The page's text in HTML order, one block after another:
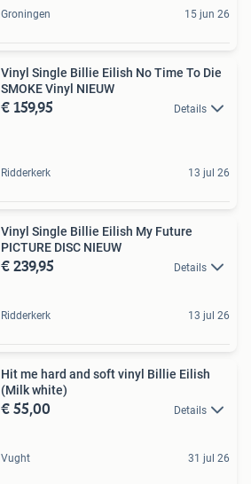
Groningen 15 jun 26
Vinyl Single Billie Eilish No Time To Die
SMOKE Vinyl NIEUW
€ 159,95 Details
Ridderkerk 13 jul 26
Vinyl Single Billie Eilish My Future
PICTURE DISC NIEUW
€ 239,95 Details
Ridderkerk 13 jul 26
Hit me hard and soft vinyl Billie Eilish
(Milk white)
€ 55,00 Details
Vught 31 jul 26